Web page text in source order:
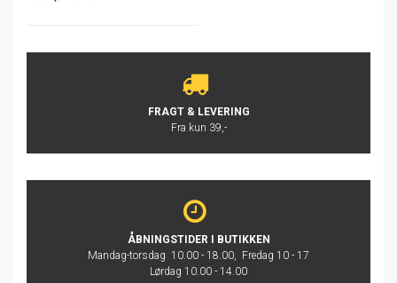
FRAGT & LEVERING
Fra kun 39,-
ÅBNINGSTIDER I BUTIKKEN
Mandag-torsdag 10.00 - 18.00, Fredag 10 - 17
Lørdag 10.00 - 14.00